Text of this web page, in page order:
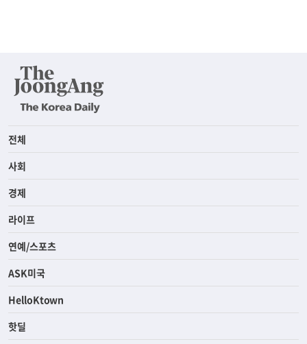
전체
사회
경제
라이프
연예/스포츠
ASK미국
HelloKtown
핫딜